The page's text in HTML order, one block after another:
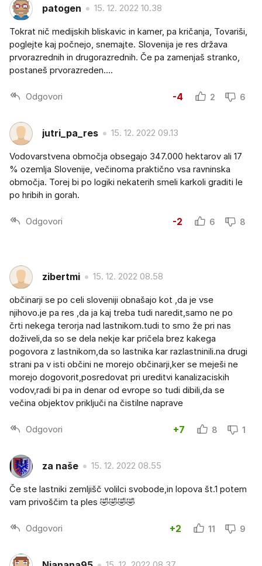
patogen 15. 12. 2022 10.38
Tokrat nič medijskih bliskavic in kamer, pa kričanja, Tovariši,
poglejte kaj počnejo, snemajte. Slovenija je res država
prvorazrednih in drugorazrednih. Če pa zamenjaš stranko,
postaneš prvorazreden....
Odgovori -4 2 6
jutri_pa_res 15. 12. 2022 09.13
Vodovarstvena območja obsegajo 347.000 hektarov ali 17
% ozemlja Slovenije, večinoma praktično vsa ravninska
območja. Torej bi po logiki nekaterih smeli karkoli graditi le
po hribih in gorah.
Odgovori -2 6 8
zibertmi 15. 12. 2022 08.58
občinarji se po celi sloveniji obnašajo kot ,da je vse
njihovo.je pa res ,da ja kaj treba tudi naredit,samo ne po
črti nekega terorja nad lastnikom.tudi to smo že pri nas
doživeli,da so se dela nekje kar pričela brez kakega
pogovora z lastnikom,da so lastnika kar razlastninili.na drugi
strani pa v isti občini ne morejo občinarji,ker se meješi ne
morejo dogovorit,posredovat pri ureditvi kanalizaciskih
vodov,radi bi pa in denar od evrope so tudi dibili,da se
večina objektov priključi na čistilne naprave
Odgovori +7 8 1
za naše 15. 12. 2022 08.55
Če ste lastniki zemljišč volilci svobode,in lopova št.1 potem
vam privoščim ta ples 🤣🤣🤣🤣
Odgovori +2 11 9